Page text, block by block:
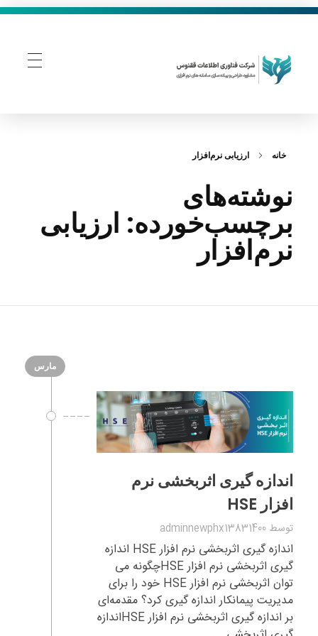
خانه ارزیابی نرم‌افزار
نوشته‌های
برچسب‌خورده: ارزیابی
نرم‌افزار
مارس
اندازه گیری اثربخشی نرم
افزار HSE
توسط adminnewphx13831400
اندازه گیری اثربخشی نرم افزار HSE اندازه
گیری اثربخشی نرم افزار HSEچگونه می
توان اثربخشی نرم افزار HSE خود را برای
مدیریت پیمانکار اندازه گیری کرد؟ مقدمه‌ای
بر اندازه گیری اثربخشی نرم افزار HSEاندازه